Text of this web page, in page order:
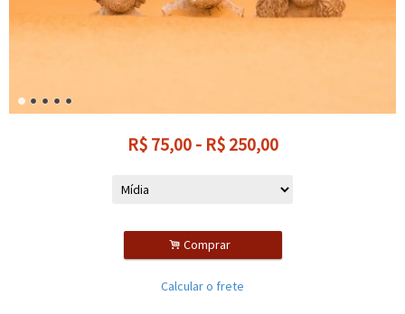
R$ 75,00 - R$ 250,00
. Comprar
Calcular o frete